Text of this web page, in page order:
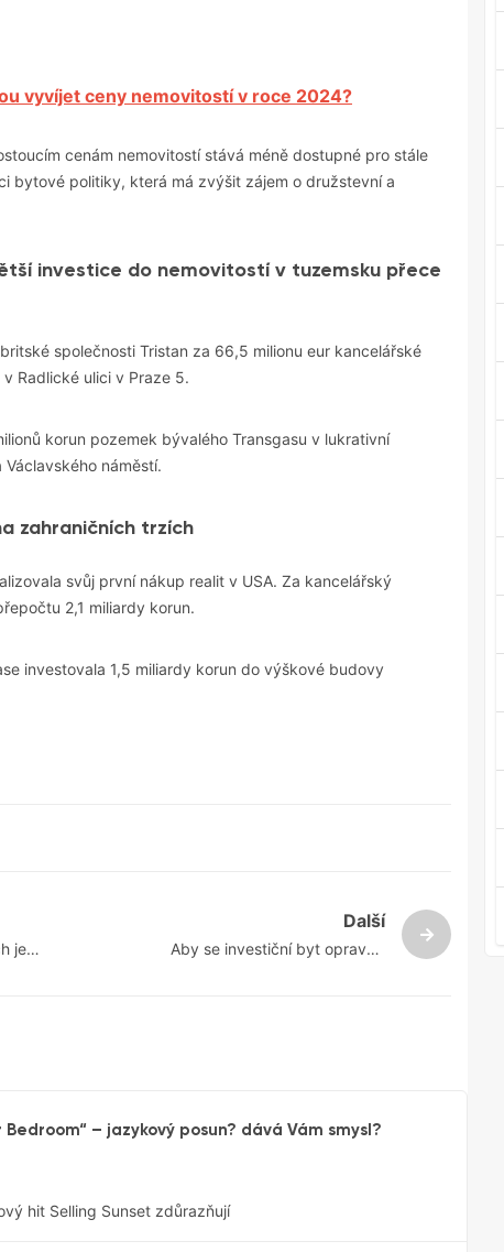
vyvíjet ceny nemovitostí v roce 2024?
cenám nemovitostí stává méně dostupné pro stále
bytové politiky, která má zvýšit zájem o družstevní a
investice do nemovitostí v tuzemsku přece
společnosti Tristan za 66,5 milionu eur kancelářské
v Radlické ulici v Praze 5.
korun pozemek bývalého Transgasu v lukrativní
Václavského náměstí.
zahraničních trzích
svůj první nákup realit v USA. Za kancelářský
2,1 miliardy korun.
investovala 1,5 miliardy korun do výškové budovy
je
Další
Aby se investiční byt opravdu
– jazykový posun? dává Vám smysl?
hit Selling Sunset zdůrazňují